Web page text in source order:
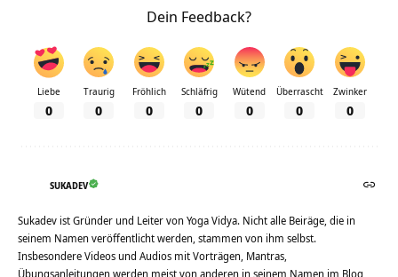
Dein Feedback?
Liebe
0
Traurig
0
Fröhlich
0
Schläfrig
0
Wütend
0
Überrascht
0
Zwinker
0
SUKADEV
Sukadev ist Gründer und Leiter von Yoga Vidya. Nicht alle Beiräge, die in
seinem Namen veröffentlicht werden, stammen von ihm selbst.
Insbesondere Videos und Audios mit Vorträgen, Mantras,